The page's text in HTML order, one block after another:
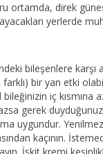
ortamda, direk güneş
yerlerde
bileşenlere karşı
farklı) bir yan etki
iç kısmına
gerek
uygundur.
kaçının.